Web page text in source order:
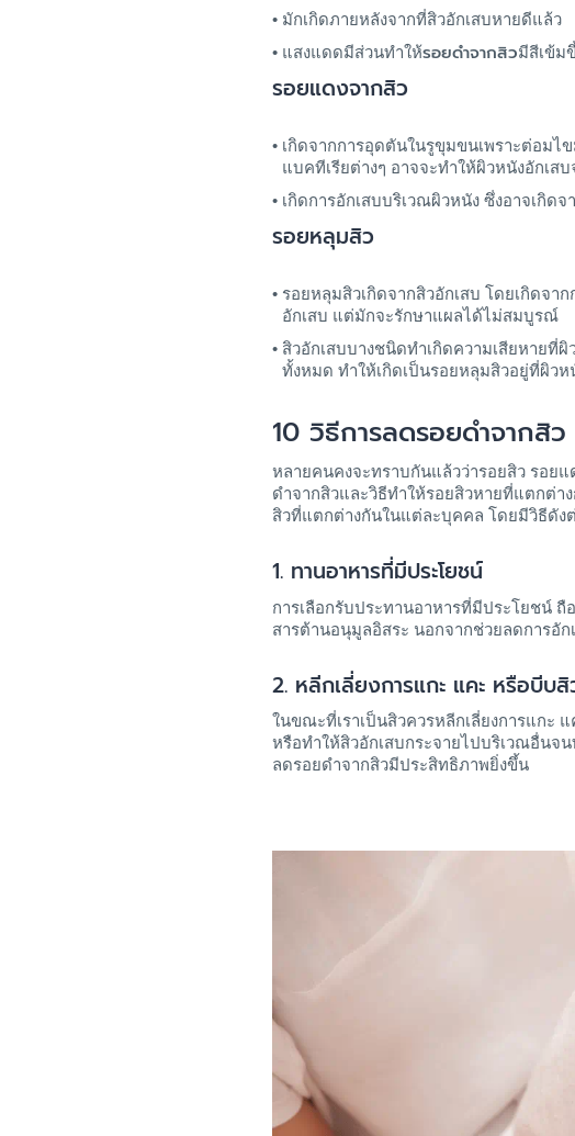
มักเกิดภายหลังจากที่สิวอักเสบหายดีแล้ว
แสงแดดมีส่วนทำให้รอยดำจากสิวมีสีเข้ม
รอยแดงจากสิว
เกิดจากการอุดตันในรูขุมขนเพราะต่อม
แบคทีเรียต่างๆ อาจจะทำให้ผิวหนังอักเส
เกิดการอักเสบบริเวณผิวหนัง ซึ่งอาจเกิด
รอยหลุมสิว
รอยหลุมสิวเกิดจากสิวอักเสบ โดยเกิดจา
อักเสบ แต่มักจะรักษาแผลได้ไม่สมบูรณ์
สิวอักเสบบางชนิดทำเกิดความเสียหายที่
ทั้งหมด ทำให้เกิดเป็นรอยหลุมสิวอยู่ที่ผิวห
10 วิธีการลดรอยดำจากสิ
หลายคนคงจะทราบกันแล้วว่ารอยสิว รอยแ
ดำจากสิวและวิธีทำให้รอยสิวหายที่แตกต่า
สิวที่แตกต่างกันในแต่ละบุคคล โดยมีวิธีดัง
1. ทานอาหารที่มีประโยชน์
การเลือกรับประทานอาหารที่มีประโยชน์
สารต้านอนุมูลอิสระ นอกจากช่วยลดการอั
2. หลีกเลี่ยงการแกะ แคะ หรือบีบ
ในขณะที่เราเป็นสิวควรหลีกเลี่ยงการแกะ
หรือทำให้สิวอักเสบกระจายไปบริเวณอื่นจ
ลดรอยดำจากสิวมีประสิทธิภาพยิ่งขึ้น